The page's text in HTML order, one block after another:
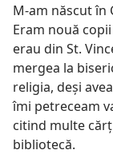
M-am născut în
Eram nouă
erau din St.
mergea la
religia, deşi
îmi petreceam
citind multe
bibliotecă.